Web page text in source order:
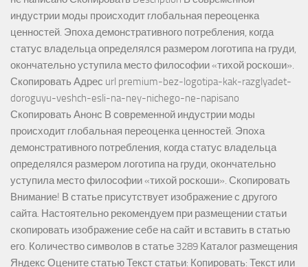
индустрии моды происходит глобальная переоценка
ценностей. Эпоха демонстративного потребления, когда
статус владельца определялся размером логотипа на груди,
окончательно уступила место философии «тихой роскоши».
Скопировать Адрес url premium-bez-logotipa-kak-razglyadet-
doroguyu-veshch-esli-na-ney-nichego-ne-napisano
Скопировать Анонс В современной индустрии моды
происходит глобальная переоценка ценностей. Эпоха
демонстративного потребления, когда статус владельца
определялся размером логотипа на груди, окончательно
уступила место философии «тихой роскоши». Скопировать
Внимание! В статье присутствует изображение с другого
сайта. Настоятельно рекомендуем при размещении статьи
скопировать изображение себе на сайт и вставить в статью
его. Количество символов в статье 3289 Каталог размещения
Яндекс Оцените статью Текст статьи: Копировать: Текст или